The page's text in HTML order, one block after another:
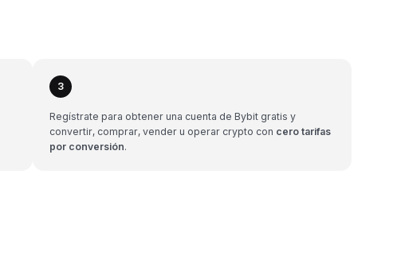
3
Regístrate para obtener una cuenta de Bybit gratis y
convertir, comprar, vender u operar crypto con cero tarifas
por conversión.